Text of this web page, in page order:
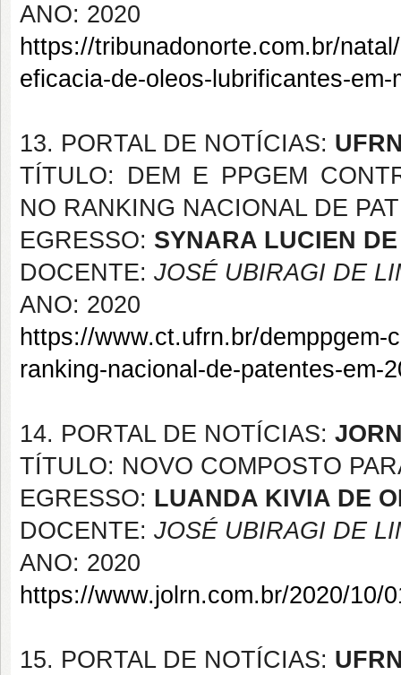
ANO: 2020
https://tribunadonorte.com.br/
eficacia-de-oleos-lubrificantes-em-
13. PORTAL DE NOTÍCIAS:
TÍTULO: DEM E PPGEM
NO RANKING NACIONAL DE
EGRESSO: SYNARA LUCIEN
DOCENTE: JOSÉ UBIRAGI DE
ANO: 2020
https://www.ct.ufrn.br/demppgem-
ranking-nacional-de-patentes-em-
14. PORTAL DE NOTÍCIAS:
TÍTULO: NOVO COMPOSTO
EGRESSO: LUANDA KIVIA DE
DOCENTE: JOSÉ UBIRAGI DE
ANO: 2020
https://www.jolrn.com.br/2020/10/
15. PORTAL DE NOTÍCIAS: